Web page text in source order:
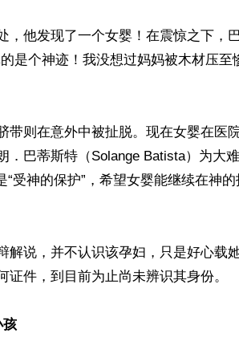
，他发现了一个女婴！在震惊之下，
是个神迹！我没想过妈妈被木材压至
带则在意外中被扯脱。现在女婴在医
．巴蒂斯特（Solange Batista）为大
“受神的保护”，希望女婴能继续在神
解说，并不认识该孕妇，只是好心载
件，到目前为止尚未辨识其身份。
孩